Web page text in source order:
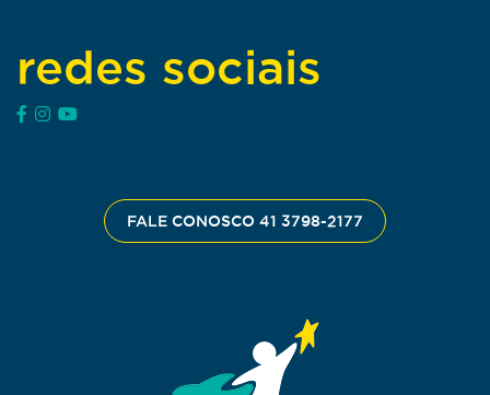
redes sociais
FALE CONOSCO 41 3798-2177